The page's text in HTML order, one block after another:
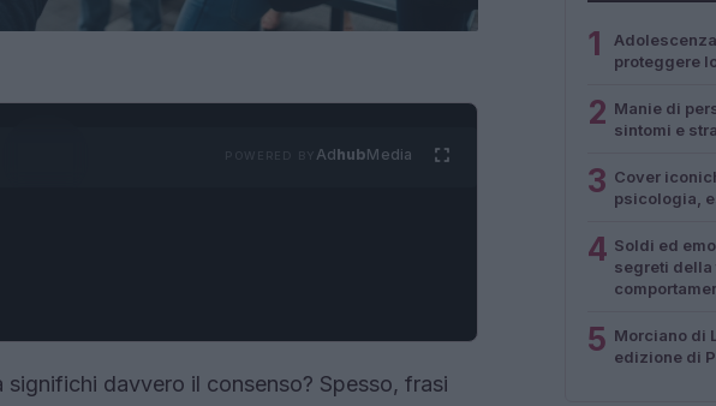
AdhubMedia
davvero il consenso? Spesso, frasi
1
proteggere
2 Manie di
sintomi e
3 Cover
psicologia,
4 Soldi ed
segreti della
5 Morciano di
edizione di